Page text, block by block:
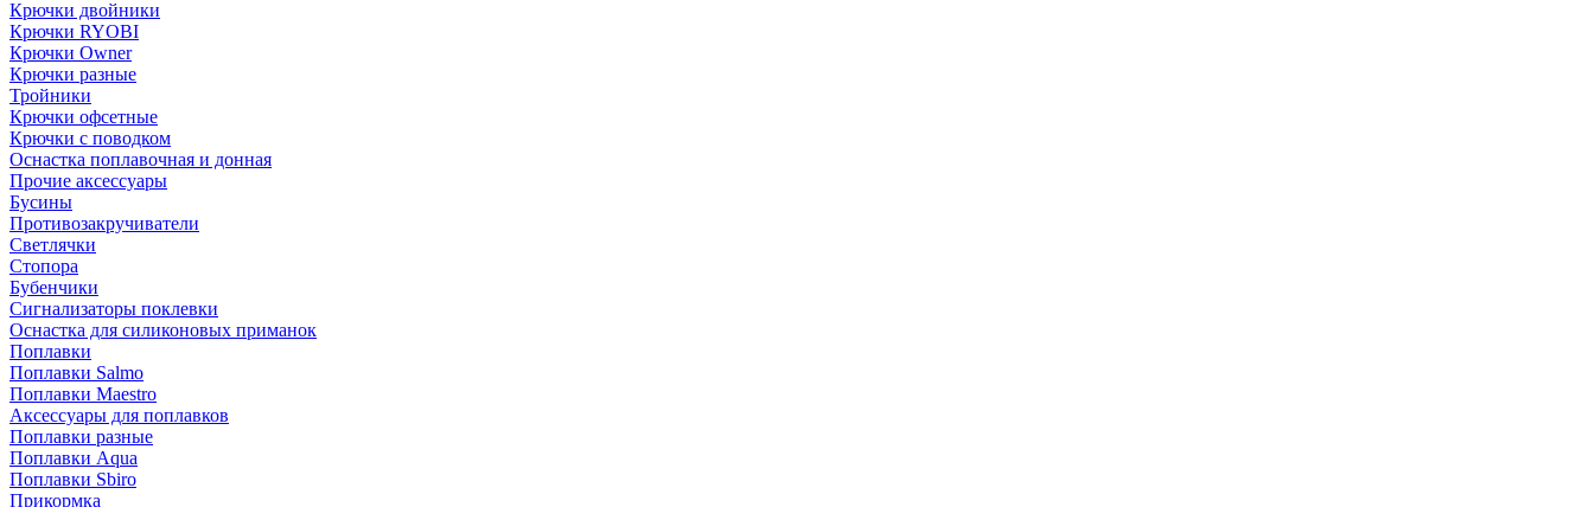
Крючки двойники
Крючки RYOBI
Крючки Owner
Крючки разные
Тройники
Крючки офсетные
Крючки с поводком
Оснастка поплавочная и донная
Прочие аксессуары
Бусины
Противозакручиватели
Светлячки
Стопора
Бубенчики
Сигнализаторы поклевки
Оснастка для силиконовых приманок
Поплавки
Поплавки Salmo
Поплавки Maestro
Аксессуары для поплавков
Поплавки разные
Поплавки Aqua
Поплавки Sbiro
Прикормка